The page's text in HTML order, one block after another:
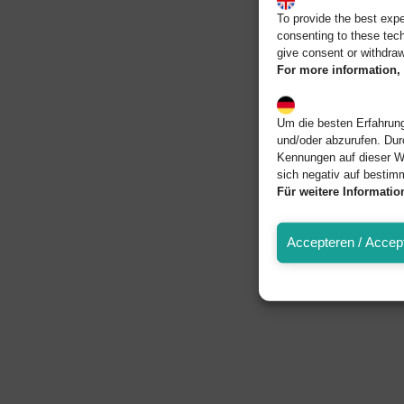
To provide the best
consenting to these
give consent or
For more
Um die besten
und/oder abzurufen.
Kennungen auf dieser
sich negativ auf
Für weitere
Accepteren /